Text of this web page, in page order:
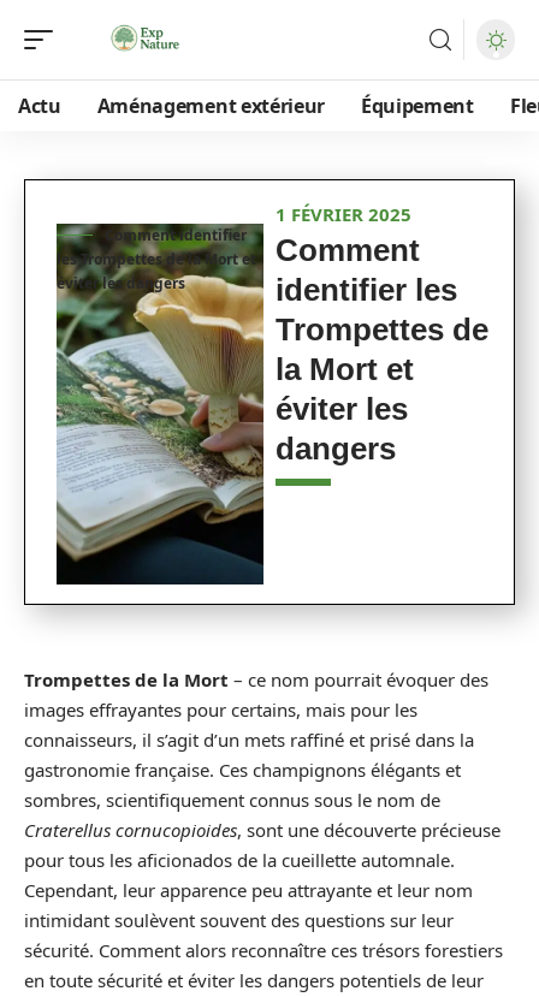
Actu Aménagement extérieur Équipement
Comment identifier
les Trompettes de la Mort et
éviter les dangers
1 FÉVRIER 2025
Comment
identifier les
Trompettes de
la Mort et
éviter les
dangers
Trompettes de la Mort – ce nom pourrait évoquer des
images effrayantes pour certains, mais pour les
connaisseurs, il s’agit d’un mets raffiné et prisé dans la
gastronomie française. Ces champignons élégants et
sombres, scientifiquement connus sous le nom de
Craterellus cornucopioides, sont une découverte précieuse
pour tous les aficionados de la cueillette automnale.
Cependant, leur apparence peu attrayante et leur nom
intimidant soulèvent souvent des questions sur leur
sécurité. Comment alors reconnaître ces trésors forestiers
en toute sécurité et éviter les dangers potentiels de leur